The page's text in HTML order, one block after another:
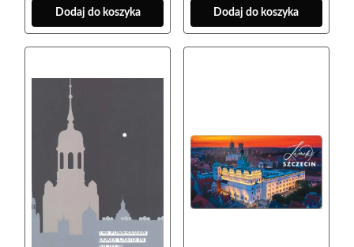
Dodaj do koszyka Dodaj do koszyka